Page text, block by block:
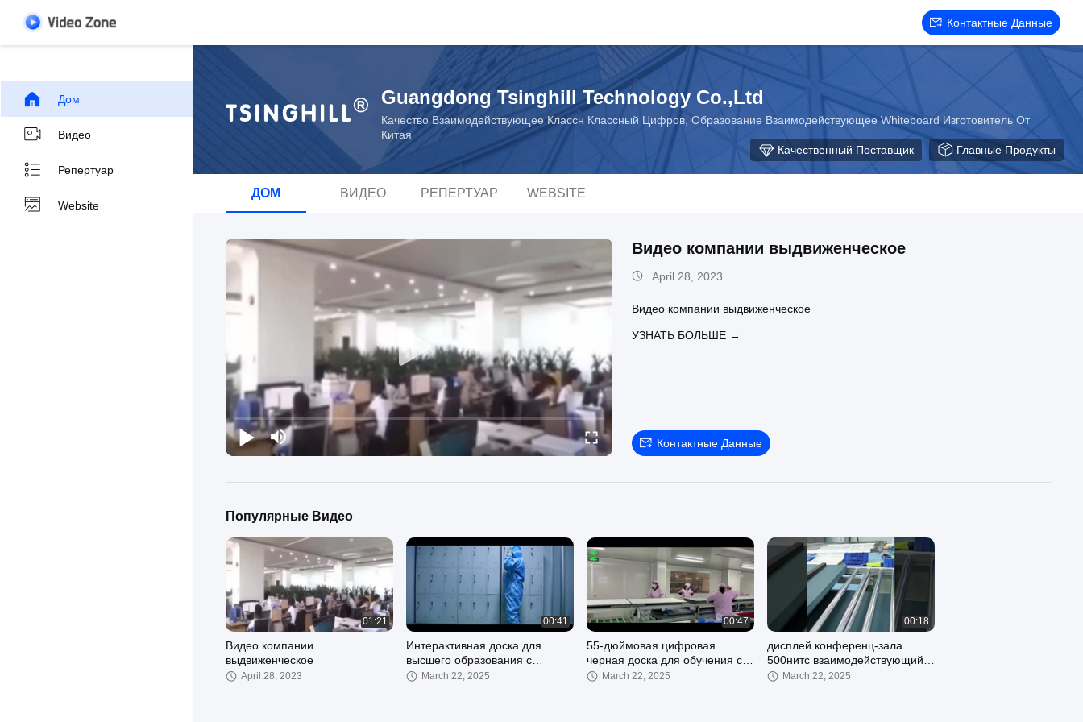
Контактные Данные
Дом
Видео
Репертуар
Website
Guangdong Tsinghill Technology Co.,Ltd
Качество Взаимодействующее Классн Классный Цифров, Образование Взаимодействующее Whiteboard Изготовитель От
Китая
Качественный Поставщик
Главные Продукты
ДОМ ВИДЕО РЕПЕРТУАР WEBSITE
Видео компании выдвиженческое
April 28, 2023
Видео компании выдвиженческое
УЗНАТЬ БОЛЬШЕ →
Контактные Данные
Популярные Видео
01:21
Видео компании
выдвиженческое
April 28, 2023
00:41
Интерактивная доска для
высшего образования с
влажностью воздуха 85%
March 22, 2025
00:47
55-дюймовая цифровая
черная доска для обучения с
подключенным Wi-Fi и
March 22, 2025
00:18
дисплей конференц-зала
500нитс взаимодействующий
экран касания 75 дюймов
March 22, 2025